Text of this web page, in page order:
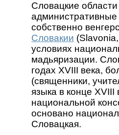
Словацкие
собственно
Словакии
условиях
мадьяризации.
годах XVIII века,
(священники,
языка в конце
национальной
основано
Словацкая.